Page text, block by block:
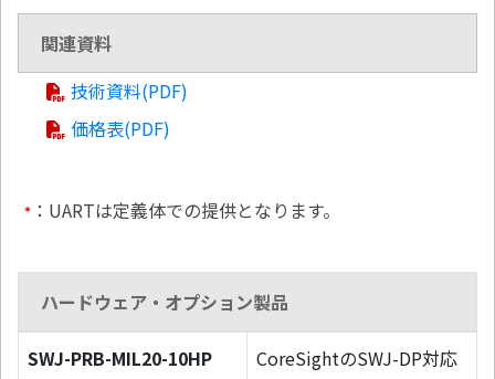
関連資料
技術資料(PDF)
価格表(PDF)
* ：UARTは定義体での提供となります。
ハードウェア・オプション製品
SWJ-PRB-MIL20-10HP
CoreSightのSWJ-DP対応